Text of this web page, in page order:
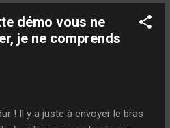
démo vous ne
je ne comprends
! Il y a juste à envoyer le bras